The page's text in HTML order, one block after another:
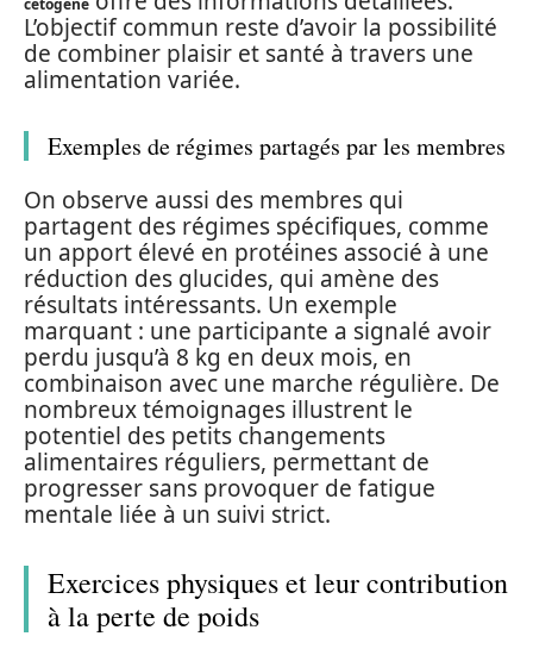
L’objectif commun reste d’avoir la possibilité
de combiner plaisir et santé à travers une
alimentation variée.
Exemples de régimes partagés par les membres
On observe aussi des membres qui
partagent des régimes spécifiques, comme
un apport élevé en protéines associé à une
réduction des glucides, qui amène des
résultats intéressants. Un exemple
marquant : une participante a signalé avoir
perdu jusqu’à 8 kg en deux mois, en
combinaison avec une marche régulière. De
nombreux témoignages illustrent le
potentiel des petits changements
alimentaires réguliers, permettant de
progresser sans provoquer de fatigue
mentale liée à un suivi strict.
Exercices physiques et leur contribution
à la perte de poids